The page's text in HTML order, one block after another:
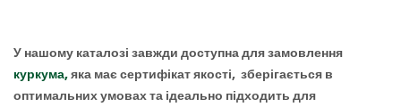
У нашому каталозі завжди доступна для замовлення
куркума,яка має сертифікат якості, зберігається в
оптимальних умовах та ідеально підходить для